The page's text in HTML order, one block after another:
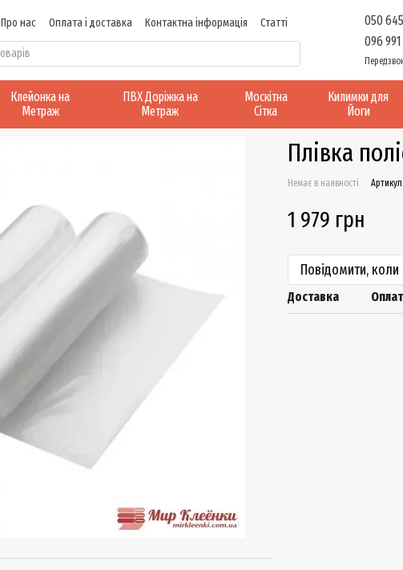
Про нас Оплата і доставка Контактна інформація Статті
050
096 991
Клейонка на
Метраж
ПВХ Доріжка на
Метраж
Москітна
Сітка
Килимки для
Йоги
Плівка
Немає в наявності
1 979 грн
Повідомити, коли
Доставка